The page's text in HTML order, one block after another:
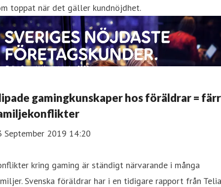
toppat när det gäller kundnöjdhet.
gamingkunskaper hos föräldrar =
September 2019 14:20
kring gaming är ständigt närvarande i många
Svenska föräldrar har i en tidigare rapport från Telia